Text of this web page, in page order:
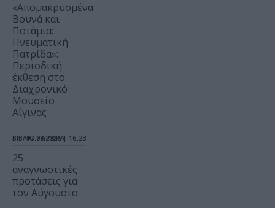
«Απομακρυσμένα
Βουνά και
Ποτάμια:
Πνευματική
Πατρίδα»:
Περιοδική
έκθεση στο
Διαχρονικό
Μουσείο
Αίγινας
ΒΙΒΛΙΟ / ΑΡΘΡΑ
07.08.2026 | 16.23
25
αναγνωστικές
προτάσεις για
τον Αύγουστο